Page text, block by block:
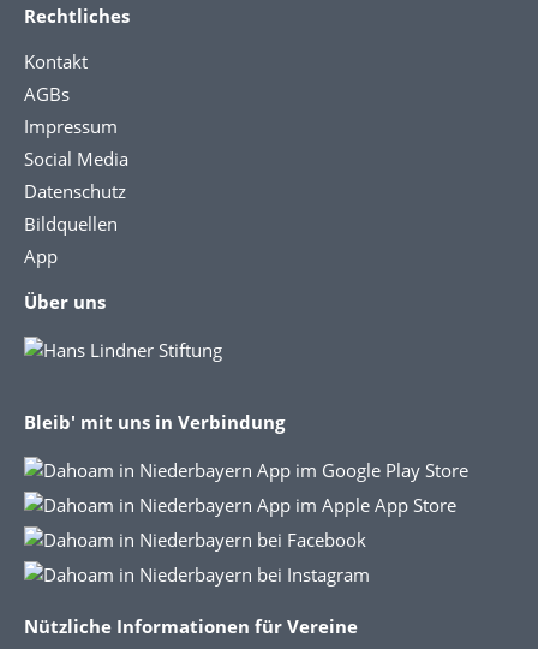
Rechtliches
Kontakt
AGBs
Impressum
Social Media
Datenschutz
Bildquellen
App
Über uns
Bleib' mit uns in Verbindung
Nützliche Informationen für Vereine